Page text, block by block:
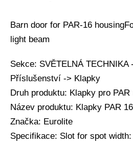
Barn door for PAR-16
light beam
Sekce: SVĚTELNÁ
Příslušenství -> Klapky
Druh produktu: Klapky pro PAR
Název produktu: Klapky PAR
Značka: Eurolite
Specifikace: Slot for spot width: